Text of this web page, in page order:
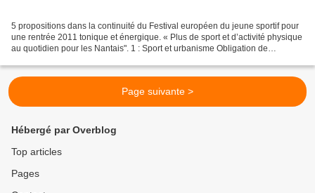
5 propositions dans la continuité du Festival européen du jeune sportif pour
une rentrée 2011 tonique et énergique. « Plus de sport et d’activité physique
au quotidien pour les Nantais". 1 : Sport et urbanisme Obligation de
Page suivante >
Hébergé par Overblog
Top articles
Pages